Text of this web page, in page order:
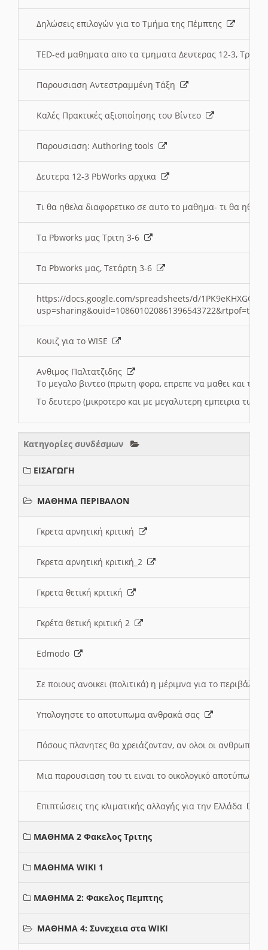
Δηλώσεις επιλογών για το Τμήμα της Πέμπτης
TED-ed μαθηματα απο τα τμηματα Δευτερας 12-3,
Παρουσιαση Αντεστραμμένη Τάξη
Καλές Πρακτικές αξιοποίησης του Βίντεο
Παρουσιαση: Authoring tools
Δευτερα 12-3 PbWorks αρχικα
Τι θα ηθελα διαφορετικο σε αυτο το μαθημα- τι θα
Τα Pbworks μας Τριτη 3-6
Τα Pbworks μας, Τετάρτη 3-6
https://docs.google.com/spreadsheets/d/
Κουιζ για το WISE
Ανθιμος Παλτατζιδης
Το μεγαλο βιντεο (πρωτη φορα, επρεπε να μαθει και το
Το δευτερο (μικροτερο και με μεγαλυτερη εμπειρια
Κατηγορίες συνδέσμων
ΕΙΣΑΓΩΓΗ
ΜΑΘΗΜΑ ΠΕΡΙΒΑΛΟΝ
Γκρετα αρνητική κριτική
Γκρετα αρνητική κριτική_2
Γκρετα θετική κριτική
Γκρέτα θετική κριτική 2
Edmodo
Σε ποιους ανοικει (πολιτικά) η μέριμνα για το
Υπολογηστε το αποτυπωμα ανθρακά σας
Πόσους πλανητες θα χρειάζονταν, αν ολοι οι ανθρωποι
Μια παρουσιαση του τι ειναι το οικολογικό αποτύπωμα
Επιπτώσεις της κλιματικής αλλαγής για την Ελλάδα
ΜΑΘΗΜΑ 2 Φακελος Τριτης
ΜΑΘΗΜΑ WIKI 1
ΜΑΘΗΜΑ 2: Φακελος Πεμπτης
ΜΑΘΗΜΑ 4: Συνεχεια στα WIKI